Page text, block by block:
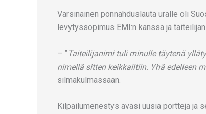
Varsinainen ponnahduslauta uralle oli
levytyssopimus EMI:n kanssa ja
– ” Taiteilijanimi tuli minulle täytenä
nimellä sitten keikkailtiin. Yhä edelleen
silmäkulmassaan.
Kilpailumenestys avasi uusia portteja ja